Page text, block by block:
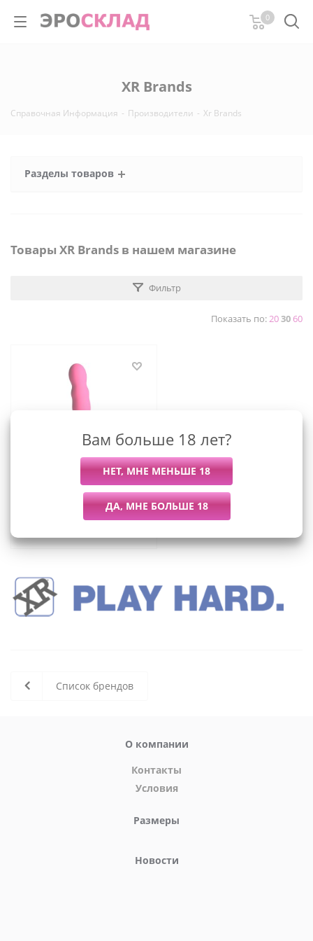
0
XR Brands
Справочная Информация - Производители - Xr Brands
Разделы товаров
Товары XR Brands в нашем магазине
Фильтр
Показать по:203060
Squeeze-It - мягкий,
гибкий волнистый
фаллоимитатор, 18.3х4.1
см
руб./шт
Список брендов
О компании
Контакты
Условия
Размеры
Новости
Вам больше 18 лет?